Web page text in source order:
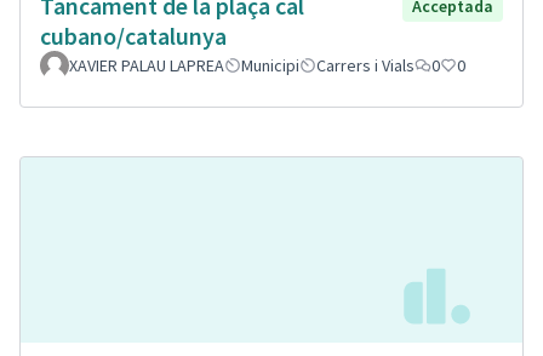
cubano/catalunya
Acceptada
XAVIER PALAU LAPREA Municipi Carrers i Vials 0 0